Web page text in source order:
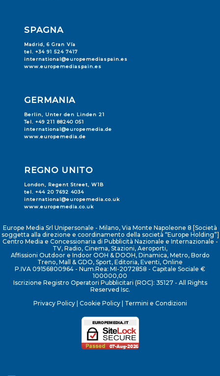
SPAGNA
Madrid, 6 Gran Vía
tel. +34 91 524 7417
international@europemediaspain.es
www.europemediaspain.es
GERMANIA
Berlin, Unter den Linden 21
Tel. +49 211 88240 051
international@europemedia.de
www.europemedia.de
REGNO UNITO
London, Regent Street, W1B
tel. +44 20 7692 4034
international@europemedia.co.uk
www.europemedia.co.uk
Europe Media Srl Unipersonale - Milano, Via Monte Napoleone 8 [Società
soggetta alla direzione e coordinamento della società “Europe Holding”]
Centro Media e Concessionaria di Pubblicità Nazionale e Internazionale -
TV, Radio, Cinema, Stazioni, Aeroporti,
Affissioni Outdoor e Indoor OOH & DOOH, Dinamica, Metro, Bordo
Treno, Mall & GDO, Sport, Editoria, Eventi, Online
P.IVA 09156800964 - Num.Rea: MI-2072858 - Capitale Sociale €
100000,00
Iscrizione Registro Operatori Pubblicitari (ROC): 35127 - All Rights
Reserved Isc.
Privacy Policy| Cookie Policy| Termini e Condizioni